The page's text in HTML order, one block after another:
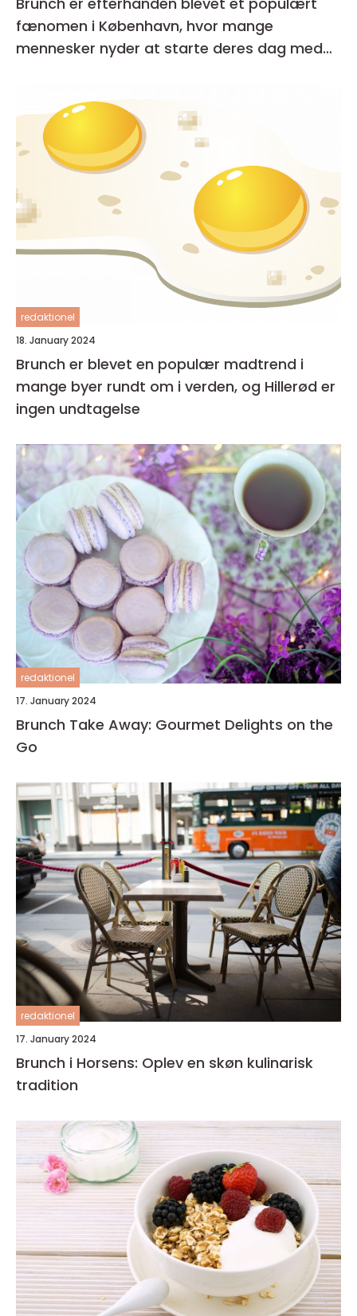
fænomen i København, hvor mange
mennesker nyder at starte deres dag med
redaktionel
18. January 2024
Brunch er blevet en populær madtrend i
mange byer rundt om i verden, og Hillerød er
ingen undtagelse
redaktionel
17. January 2024
Brunch Take Away: Gourmet Delights on the
Go
redaktionel
17. January 2024
Brunch i Horsens: Oplev en skøn kulinarisk
tradition